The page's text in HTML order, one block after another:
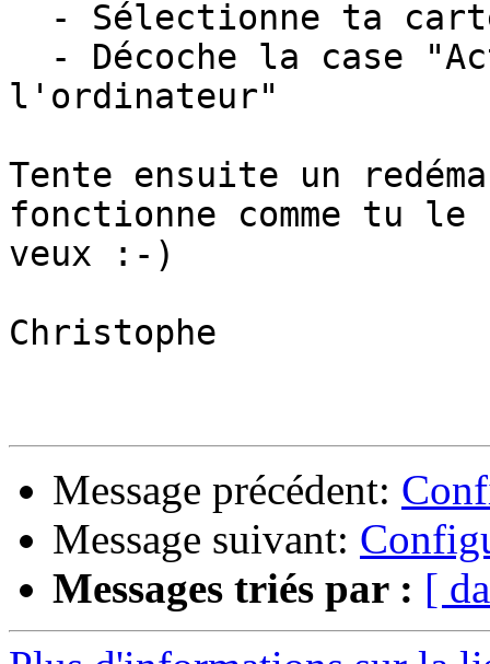
l'ordinateur"
Tente ensuite un
fonctionne comme tu le
veux :-)
Christophe
Message précédent:
Message suivant:
Messages triés par : [